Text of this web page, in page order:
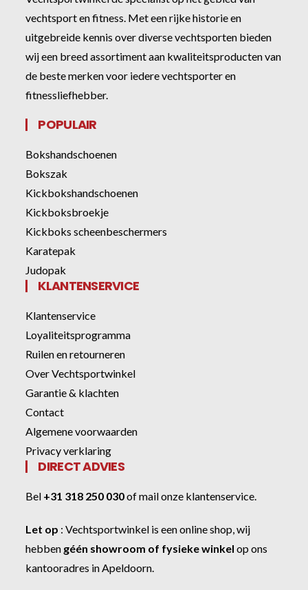
vechtsport en fitness. Met een rijke historie en
uitgebreide kennis over diverse vechtsporten bieden
wij een breed assortiment aan kwaliteitsproducten van
de beste merken voor iedere vechtsporter en
fitnessliefhebber.
POPULAIR
Bokshandschoenen
Bokszak
Kickbokshandschoenen
Kickboksbroekje
Kickboks scheenbeschermers
Karatepak
Judopak
KLANTENSERVICE
Klantenservice
Loyaliteitsprogramma
Ruilen en retourneren
Over Vechtsportwinkel
Garantie & klachten
Contact
Algemene voorwaarden
Privacy verklaring
DIRECT ADVIES
Bel +31 318 250 030ofmail onze klantenservice
Let op :Vechtsportwinkel is een online shop, wij
hebben géén showroom of fysieke winkel op ons
kantooradres in Apeldoorn.